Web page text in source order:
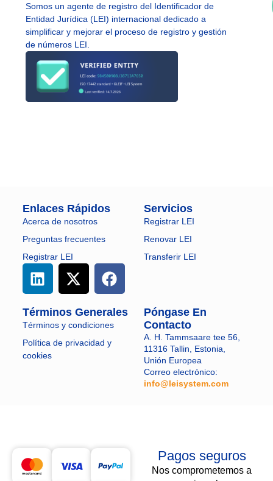
Somos un agente de registro del Identificador de
Entidad Jurídica (LEI) internacional dedicado a
simplificar y mejorar el proceso de registro y gestión
de números LEI.
Enlaces Rápidos
Acerca de nosotros
Preguntas frecuentes
Registrar LEI
Servicios
Registrar LEI
Renovar LEI
Transferir LEI
Términos Generales
Términos y condiciones
Política de privacidad y
cookies
Póngase En
Contacto
A. H. Tammsaare tee 56,
11316 Tallin, Estonia,
Unión Europea
Correo electrónico:
info@leisystem.com
Pagos seguros
Nos comprometemos a